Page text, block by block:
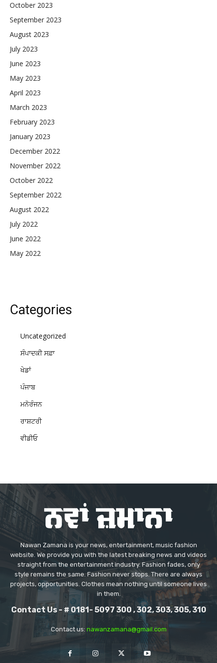
October 2023
September 2023
August 2023
July 2023
June 2023
May 2023
April 2023
March 2023
February 2023
January 2023
December 2022
November 2022
October 2022
September 2022
August 2022
July 2022
June 2022
May 2022
Categories
Uncategorized
ਸੰਪਾਦਕੀ ਸਫ਼ਾ
ਖੇਡਾਂ
ਪੰਜਾਬ
ਮਨੋਰੰਜਨ
ਰਾਸ਼ਟਰੀ
ਵੀਡੀਓ
Nawan Zamana is your news, entertainment, music fashion
website. We provide you with the latest breaking news and videos
straight from the entertainment industry. Fashion fades, only
style remains the same. Fashion never stops. There are always
projects, opportunities. Clothes mean nothing until someone lives
in them.
Contact Us - # 0181- 5097 300 , 302, 303, 305, 310
Contact us: nawanzamana@gmail.com